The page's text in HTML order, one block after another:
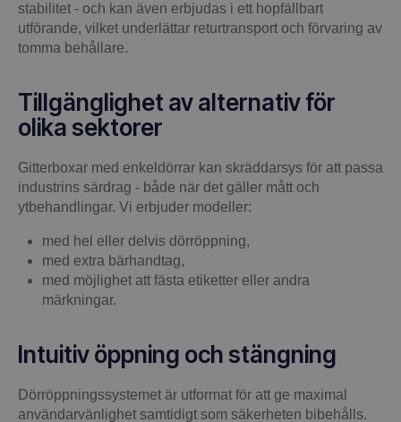
stabilitet - och kan även erbjudas i ett hopfällbart
utförande, vilket underlättar returtransport och förvaring av
tomma behållare.
Tillgänglighet av alternativ för
olika sektorer
Gitterboxar med enkeldörrar kan skräddarsys för att passa
industrins särdrag - både när det gäller mått och
ytbehandlingar. Vi erbjuder modeller:
med hel eller delvis dörröppning,
med extra bärhandtag,
med möjlighet att fästa etiketter eller andra
märkningar.
Intuitiv öppning och stängning
Dörröppningssystemet är utformat för att ge maximal
användarvänlighet samtidigt som säkerheten bibehålls.